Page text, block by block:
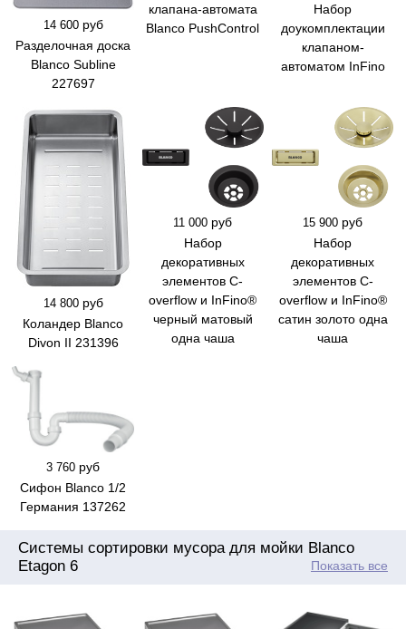
14 600 руб
Разделочная доска
Blanco Subline
227697
клапана-автомата
Blanco PushControl
Набор
доукомплектации
клапаном-
автоматом InFino
14 800 руб
Коландер Blanco
Divon II 231396
11 000 руб
Набор
декоративных
элементов C-
overflow и InFino®
черный матовый
одна чаша
15 900 руб
Набор
декоративных
элементов C-
overflow и InFino®
сатин золото одна
чаша
3 760 руб
Сифон Blanco 1/2
Германия 137262
Системы сортировки мусора для мойки Blanco
Etagon 6
Показать все